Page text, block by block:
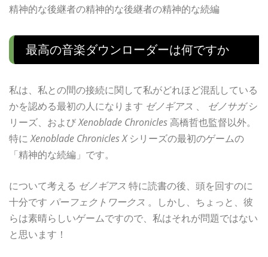
精神的な後継者の精神的な後継者の精神的な続編
最高の音楽ダウンローダーは何ですか
私は、私との間の接続に関して私がどれほど混乱している
かを認める最初の人になります ゼノギアス 、 ゼノサガシ
リーズ、およびXenoblade Chronicles高橋哲也監督以外。
特にXenoblade Chronicles Xシリーズの最初のゲームの
「精神的な続編」です。
について考える ゼノギアス 特に読書の後、頭を回すのに
十分です パーフェクトワークス 。しかし、ちょっと、彼
らは素晴らしいゲームですので、私はそれが問題ではない
と思います！